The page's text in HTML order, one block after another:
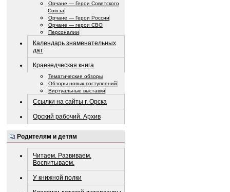
Орчане — Герои Советского
Союза
Орчане — Герои России
Орчане — герои СВО
Персоналии
Календарь знаменательных
дат
Краеведческая книга
Тематические обзоры
Обзоры новых поступлений
Виртуальные выставки
Ссылки на сайты г. Орска
Орский рабочий. Архив
Родителям и детям
Читаем. Развиваем.
Воспитываем.
У книжной полки